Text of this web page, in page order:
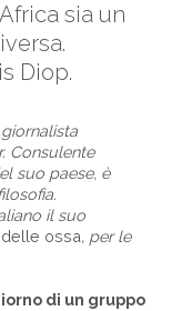
sia un
Diop.
Consulente
suo paese, è
il suo
ossa, per le
di un gruppo